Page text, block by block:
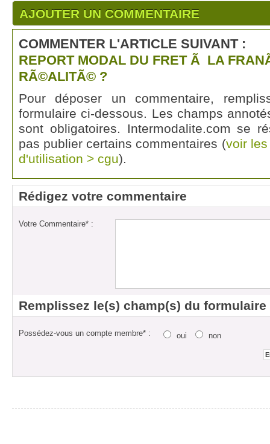
AJOUTER UN COMMENTAIRE
COMMENTER L'ARTICLE SUIVANT :
REPORT MODAL DU FRET Ã LA
RÃ©ALITÃ© ?
Pour déposer un commentaire,
formulaire ci-dessous. Les champs
sont obligatoires. Intermodalite.com se
pas publier certains commentaires (voir
d'utilisation > cgu).
Rédigez votre commentaire
Votre Commentaire* :
Remplissez le(s) champ(s) du formulaire
Possédez-vous un compte membre* : oui non